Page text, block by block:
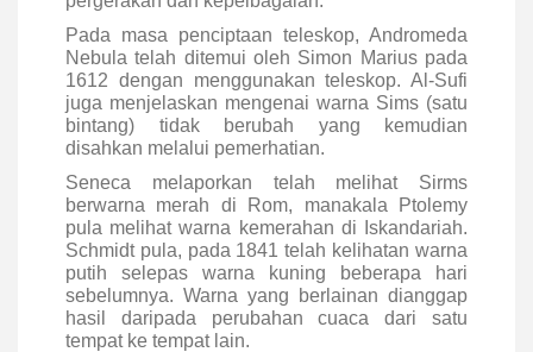
Pada masa penciptaan teleskop, Andromeda
Nebula telah ditemui oleh Simon Marius pada
1612 dengan menggunakan teleskop. Al-Sufi
juga menjelaskan mengenai warna Sims (satu
bintang) tidak berubah yang kemudian
disahkan melalui pemerhatian.
Seneca melaporkan telah melihat Sirms
berwarna merah di Rom, manakala Ptolemy
pula melihat warna kemerahan di Iskandariah.
Schmidt pula, pada 1841 telah kelihatan warna
putih selepas warna kuning beberapa hari
sebelumnya. Warna yang berlainan dianggap
hasil daripada perubahan cuaca dari satu
tempat ke tempat lain.